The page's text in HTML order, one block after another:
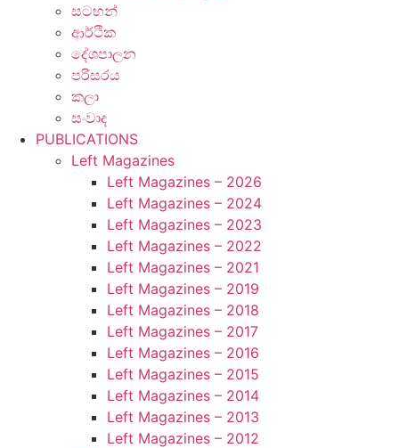
සටහන්
ආර්ථික
දේශපාලන
පරිසරය
කලා
සංවාද
PUBLICATIONS
Left Magazines
Left Magazines – 2026
Left Magazines – 2024
Left Magazines – 2023
Left Magazines – 2022
Left Magazines – 2021
Left Magazines – 2019
Left Magazines – 2018
Left Magazines – 2017
Left Magazines – 2016
Left Magazines – 2015
Left Magazines – 2014
Left Magazines – 2013
Left Magazines – 2012